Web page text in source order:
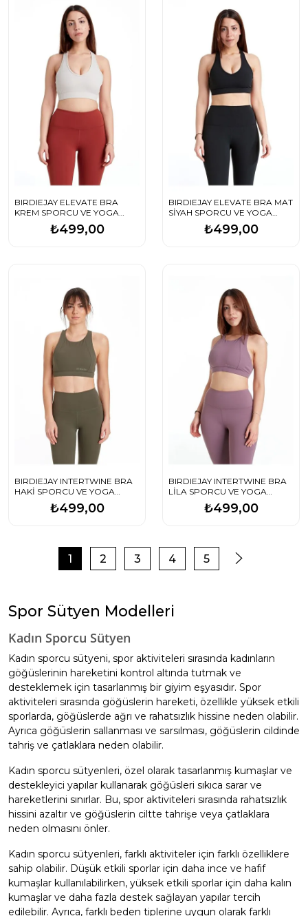
BIRDIEJAY ELEVATE BRA
KREM SPORCU VE YOGA
₺499,00
BIRDIEJAY ELEVATE BRA MAT
SİYAH SPORCU VE YOGA
₺499,00
BIRDIEJAY INTERTWINE BRA
HAKİ SPORCU VE YOGA
₺499,00
BIRDIEJAY INTERTWINE BRA
LİLA SPORCU VE YOGA
₺499,00
1 2 3 4 5
Spor Sütyen Modelleri
Kadın Sporcu Sütyen
Kadın sporcu sütyeni, spor aktiviteleri sırasında kadınların
göğüslerinin hareketini kontrol altında tutmak ve
desteklemek için tasarlanmış bir giyim eşyasıdır. Spor
aktiviteleri sırasında göğüslerin hareketi, özellikle yüksek etkili
sporlarda, göğüslerde ağrı ve rahatsızlık hissine neden olabilir.
Ayrıca göğüslerin sallanması ve sarsılması, göğüslerin cildinde
tahriş ve çatlaklara neden olabilir.
Kadın sporcu sütyenleri, özel olarak tasarlanmış kumaşlar ve
destekleyici yapılar kullanarak göğüsleri sıkıca sarar ve
hareketlerini sınırlar. Bu, spor aktiviteleri sırasında rahatsızlık
hissini azaltır ve göğüslerin ciltte tahrişe veya çatlaklara
neden olmasını önler.
Kadın sporcu sütyenleri, farklı aktiviteler için farklı özelliklere
sahip olabilir. Düşük etkili sporlar için daha ince ve hafif
kumaşlar kullanılabilirken, yüksek etkili sporlar için daha kalın
kumaşlar ve daha fazla destek sağlayan yapılar tercih
edilebilir. Ayrıca, farklı beden tiplerine uygun olarak farklı